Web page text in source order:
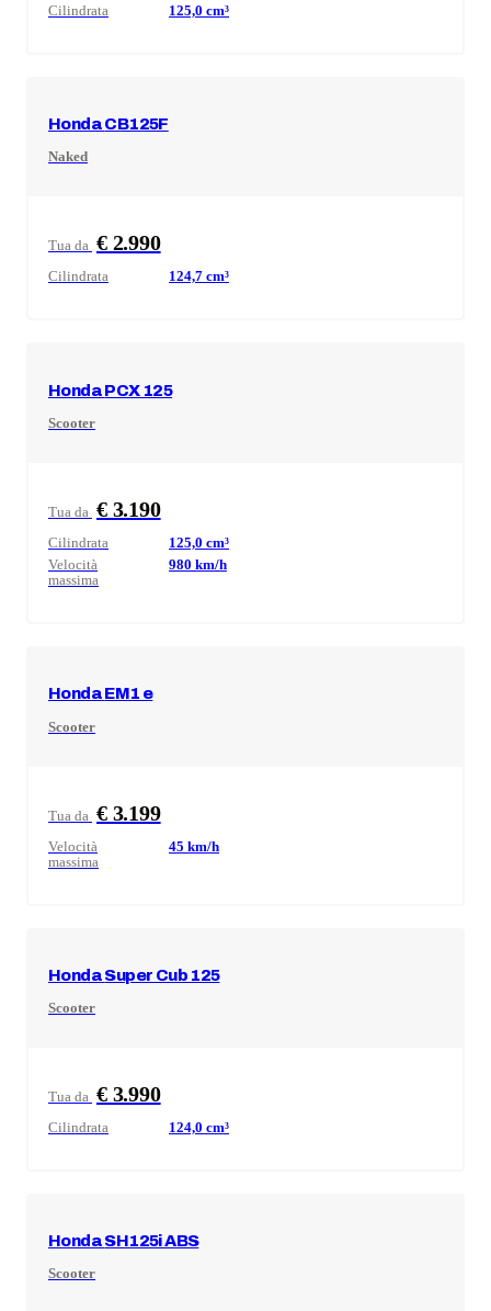
Cilindrata 125,0 cm³
HondaCB125F
Naked
Tua da € 2.990
Cilindrata 124,7 cm³
HondaPCX 125
Scooter
Tua da € 3.190
Cilindrata 125,0 cm³
Velocità
massima
980 km/h
HondaEM1 e
Scooter
Tua da € 3.199
Velocità
massima
45 km/h
HondaSuper Cub 125
Scooter
Tua da € 3.990
Cilindrata 124,0 cm³
HondaSH125i ABS
Scooter